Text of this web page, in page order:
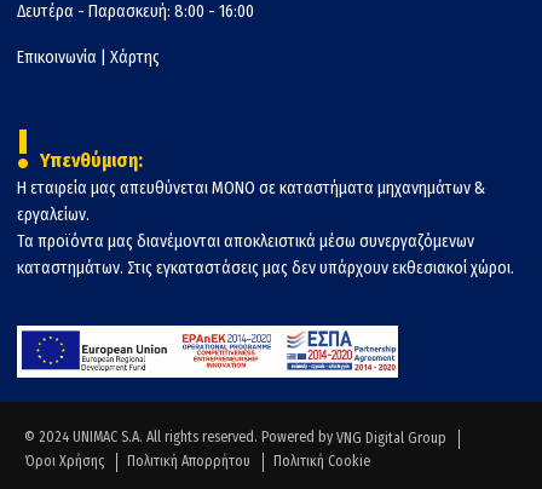
Δευτέρα - Παρασκευή: 8:00 - 16:00
Επικοινωνία Χάρτης
! Υπενθύμιση:
Η εταιρεία μας απευθύνεται ΜΟΝΟ σε καταστήματα μηχανημάτων &
εργαλείων.
Τα προϊόντα μας διανέμονται αποκλειστικά μέσω συνεργαζόμενων
καταστημάτων. Στις εγκαταστάσεις μας δεν υπάρχουν εκθεσιακοί χώροι.
© 2024 UNIMAC S.A. All rights reserved. Powered by VNG Digital Group
Όροι Χρήσης
Πολιτική Απορρήτου Πολιτική Cookie